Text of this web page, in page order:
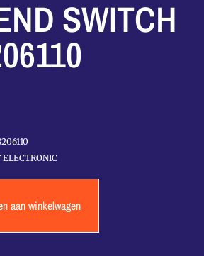
SWITCH
ELECTRONIC
aan winkelwagen